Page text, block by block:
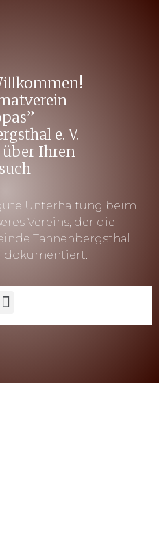
e. V.
Ihren
Unterhaltung beim
Vereins, der die
Tannenbergsthal
dokumentiert.